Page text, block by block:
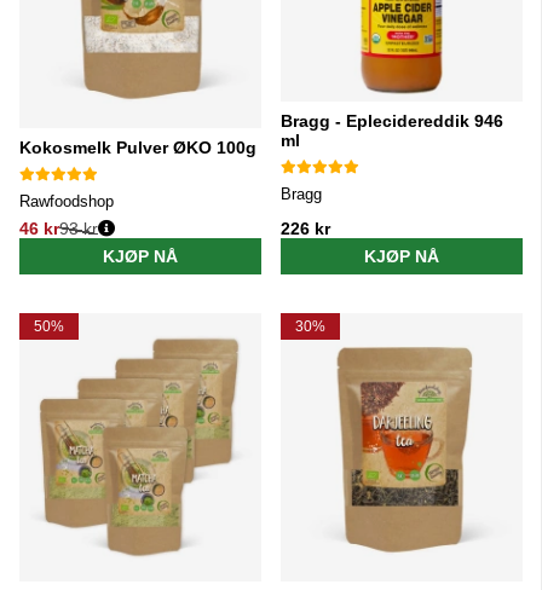
Kokosmelk Pulver ØKO 100g
Rawfoodshop
46 kr
Vanlig pris:
93 kr
KJØP NÅ
Bragg - Eplecidereddik 946
ml
Bragg
226 kr
KJØP NÅ
50% 30%